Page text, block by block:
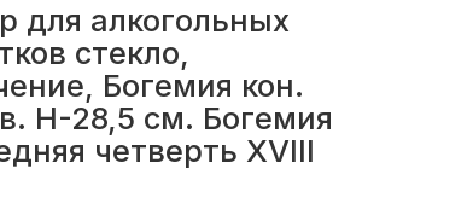
для алкогольных
стекло,
Богемия кон.
Н-28,5 см. Богемия
четверть XVIII